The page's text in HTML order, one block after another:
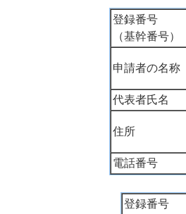
登録番号
（基幹番号）
申請者の名称
代表者氏名
住所
電話番号
登録番号